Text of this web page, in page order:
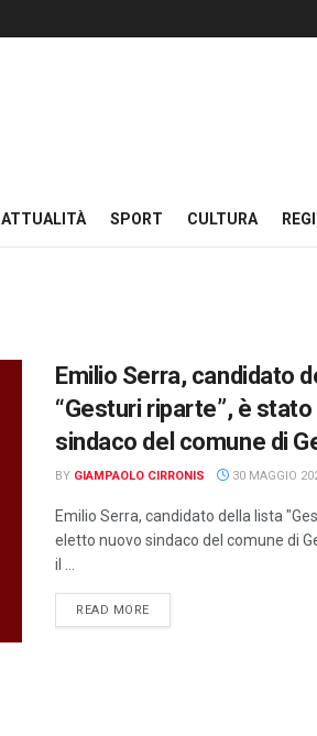
ATTUALITÀ SPORT CULTURA
Emilio Serra, candidato
“Gesturi riparte”, è
sindaco del comune di
BY GIAMPAOLO CIRRONIS 30 MAGGIO
Emilio Serra, candidato della lista
eletto nuovo sindaco del comune di
il ...
READ MOREDETAILS